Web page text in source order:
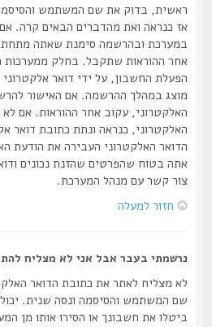
ראשית, בדוק את שם המשתמש והסיסמה
אחר ההוראות שתקבל. בחלק ממערכות
הפעלת החשבון, על ידי דואר אלקטרוני או
מוצג במהלך ההרשמה. אם האישור להרשמה
האלקטרוני, עקוב אחר ההוראות. אם לא
האלקטרוני, כנראה ונתת כתובת דואר
הדואר האלקטרוני העבירה את הודעת
אתה בטוח שהפרטים שהזנת נכונים ודואר
צור קשר עם מנהל המערכת.
חזור למעלה
נרשמתי בעבר אבל אני לא מצליח להתחבר
לא מצליח לאתר את כתובת הדואר
שם המשתמש והסיסמה ונסה שנית. יכול
ביטלו את חשבונך או הסירו אותו מן